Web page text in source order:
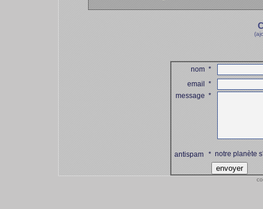
nom*
email*
message*
antispam *notre planète